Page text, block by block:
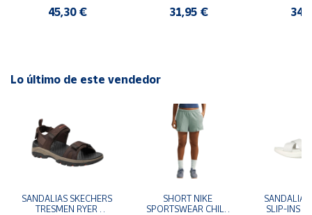
45,30 € 31,95 €
Lo último de este vendedor
SANDALIAS SKECHERS
TRESMEN RYER
SHORT NIKE
SPORTSWEAR CHILL
SANDALIAS
SLIP-INS